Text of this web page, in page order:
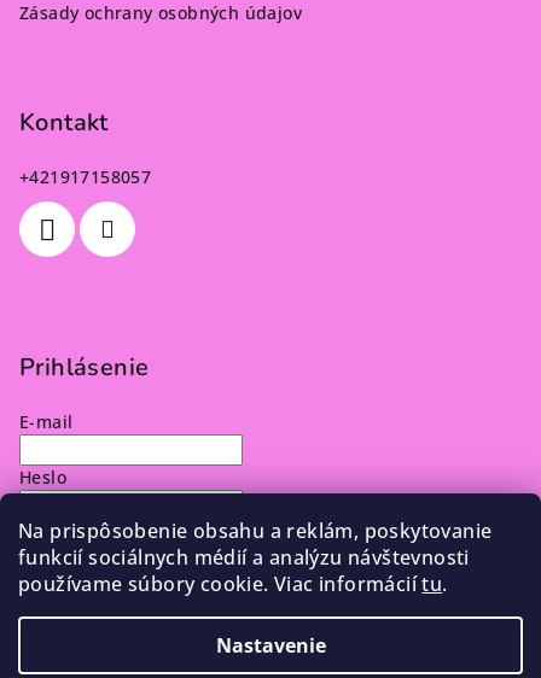
Na prispôsobenie obsahu a reklám, poskytovanie
funkcií sociálnych médií a analýzu návštevnosti
používame súbory cookie. Viac informáciítu.
Nastavenie
Zásady ochrany osobných údajov
Kontakt
+421917158057
Prihlásenie
E-mail
Heslo
Prihlásiť sa
Nová registráciaZabudnuté heslo